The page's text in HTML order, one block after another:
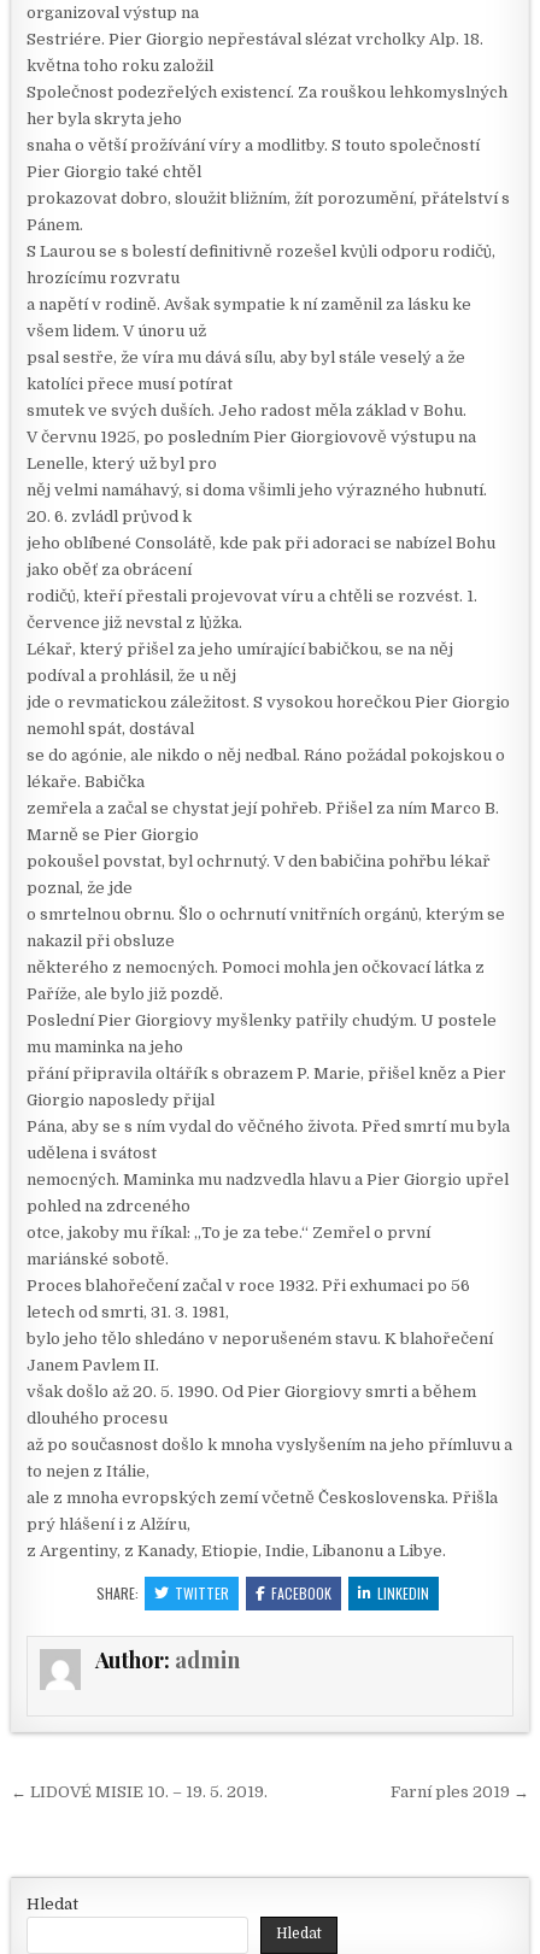
organizoval výstup na
Sestriére. Pier Giorgio nepřestával slézat vrcholky Alp. 18.
května toho roku založil
Společnost podezřelých existencí. Za rouškou lehkomyslných
her byla skryta jeho
snaha o větší prožívání víry a modlitby. S touto společností
Pier Giorgio také chtěl
prokazovat dobro, sloužit bližním, žít porozumění, přátelství s
Pánem.
S Laurou se s bolestí definitivně rozešel kvůli odporu rodičů,
hrozícímu rozvratu
a napětí v rodině. Avšak sympatie k ní zaměnil za lásku ke
všem lidem. V únoru už
psal sestře, že víra mu dává sílu, aby byl stále veselý a že
katolíci přece musí potírat
smutek ve svých duších. Jeho radost měla základ v Bohu.
V červnu 1925, po posledním Pier Giorgiovově výstupu na
Lenelle, který už byl pro
něj velmi namáhavý, si doma všimli jeho výrazného hubnutí.
20. 6. zvládl průvod k
jeho oblíbené Consolátě, kde pak při adoraci se nabízel Bohu
jako oběť za obrácení
rodičů, kteří přestali projevovat víru a chtěli se rozvést. 1.
července již nevstal z lůžka.
Lékař, který přišel za jeho umírající babičkou, se na něj
podíval a prohlásil, že u něj
jde o revmatickou záležitost. S vysokou horečkou Pier Giorgio
nemohl spát, dostával
se do agónie, ale nikdo o něj nedbal. Ráno požádal pokojskou o
lékaře. Babička
zemřela a začal se chystat její pohřeb. Přišel za ním Marco B.
Marně se Pier Giorgio
pokoušel povstat, byl ochrnutý. V den babičina pohřbu lékař
poznal, že jde
o smrtelnou obrnu. Šlo o ochrnutí vnitřních orgánů, kterým se
nakazil při obsluze
některého z nemocných. Pomoci mohla jen očkovací látka z
Paříže, ale bylo již pozdě.
Poslední Pier Giorgiovy myšlenky patřily chudým. U postele
mu maminka na jeho
přání připravila oltářík s obrazem P. Marie, přišel kněz a Pier
Giorgio naposledy přijal
Pána, aby se s ním vydal do věčného života. Před smrtí mu byla
udělena i svátost
nemocných. Maminka mu nadzvedla hlavu a Pier Giorgio upřel
pohled na zdrceného
otce, jakoby mu říkal: „To je za tebe.“ Zemřel o první
mariánské sobotě.
Proces blahořečení začal v roce 1932. Při exhumaci po 56
letech od smrti, 31. 3. 1981,
bylo jeho tělo shledáno v neporušeném stavu. K blahořečení
Janem Pavlem II.
však došlo až 20. 5. 1990. Od Pier Giorgiovy smrti a během
dlouhého procesu
až po současnost došlo k mnoha vyslyšením na jeho přímluvu a
to nejen z Itálie,
ale z mnoha evropských zemí včetně Československa. Přišla
prý hlášení i z Alžíru,
z Argentiny, z Kanady, Etiopie, Indie, Libanonu a Libye.
SHARE: TWITTER FACEBOOK LINKEDIN
Author: admin
Navigace pro příspěvek Farní ples 2019 →
← LIDOVÉ MISIE 10. – 19. 5. 2019.
Hledat
Hledat